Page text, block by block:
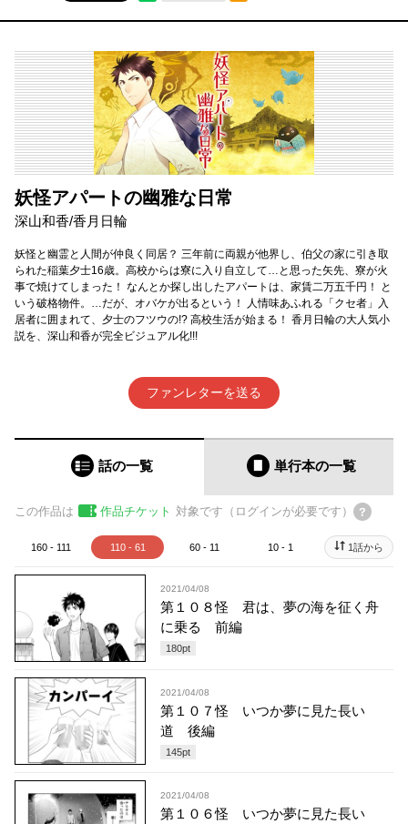
妖怪アパートの幽雅な日常
深山和香/香月日輪
妖怪と幽霊と人間が仲良く同居？ 三年前に両親が他界し、伯父の家に引き取
られた稲葉夕士16歳。高校からは寮に入り自立して…と思った矢先、寮が火
事で焼けてしまった！ なんとか探し出したアパートは、家賃二万五千円！ と
いう破格物件。…だが、オバケが出るという！ 人情味あふれる「クセ者」入
居者に囲まれて、夕士のフツウの!? 高校生活が始まる！ 香月日輪の大人気小
説を、深山和香が完全ビジュアル化!!!
ファンレターを送る
話の一覧 単行本の一覧
この作品は 作品チケット 対象です（ログインが必要です）
160 - 111 110 - 61 60 - 11 10 - 1 1話から
2021/04/08
第１０８怪 君は、夢の海を征く舟
に乗る 前編
180pt
2021/04/08
第１０７怪 いつか夢に見た長い
道 後編
145pt
2021/04/08
第１０６怪 いつか夢に見た長い